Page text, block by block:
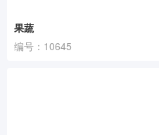
果蔬
编号：10645